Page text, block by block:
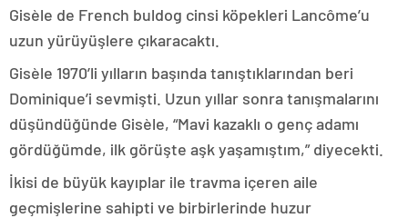
Gisèle de French buldog cinsi köpekleri Lancôme’u
uzun yürüyüşlere çıkaracaktı.
Gisèle 1970’li yılların başında tanıştıklarından beri
Dominique’i sevmişti. Uzun yıllar sonra tanışmalarını
düşündüğünde Gisèle, “Mavi kazaklı o genç adamı
gördüğümde, ilk görüşte aşk yaşamıştım,” diyecekti.
İkisi de büyük kayıplar ile travma içeren aile
geçmişlerine sahipti ve birbirlerinde huzur